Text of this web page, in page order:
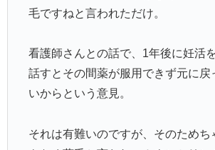
毛ですねと言われただけ。
看護師さんとの話で、1年後に妊活
話すとその間薬が服用できず元に戻
いからという意見。
それは有難いのですが、そのためち